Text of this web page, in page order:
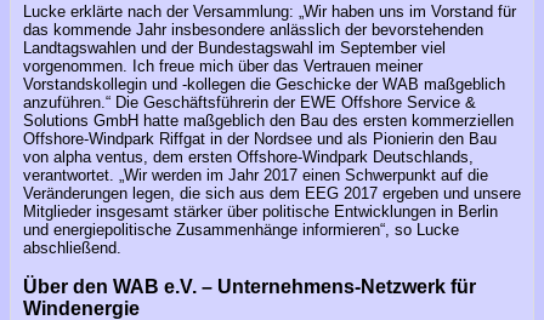
Lucke erklärte nach der Versammlung: „Wir haben uns im Vorstand für
das kommende Jahr insbesondere anlässlich der bevorstehenden
Landtagswahlen und der Bundestagswahl im September viel
vorgenommen. Ich freue mich über das Vertrauen meiner
Vorstandskollegin und -kollegen die Geschicke der WAB maßgeblich
anzuführen.“ Die Geschäftsführerin der EWE Offshore Service &
Solutions GmbH hatte maßgeblich den Bau des ersten kommerziellen
Offshore-Windpark Riffgat in der Nordsee und als Pionierin den Bau
von alpha ventus, dem ersten Offshore-Windpark Deutschlands,
verantwortet. „Wir werden im Jahr 2017 einen Schwerpunkt auf die
Veränderungen legen, die sich aus dem EEG 2017 ergeben und unsere
Mitglieder insgesamt stärker über politische Entwicklungen in Berlin
und energiepolitische Zusammenhänge informieren“, so Lucke
abschließend.
Über den WAB e.V. – Unternehmens-Netzwerk für
Windenergie